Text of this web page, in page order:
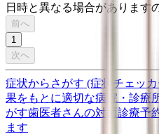
日時と異なる場合があります
前へ
1
次へ
症状からさがす (症状チェッ
果をもとに適切な病院・診療
がす歯医者さんの対面診療予
ます